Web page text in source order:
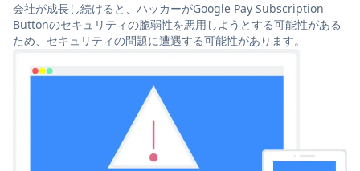
会社が成長し続けると、ハッカーがGoogle Pay Subscription
Buttonのセキュリティの脆弱性を悪用しようとする可能性がある
ため、セキュリティの問題に遭遇する可能性があります。